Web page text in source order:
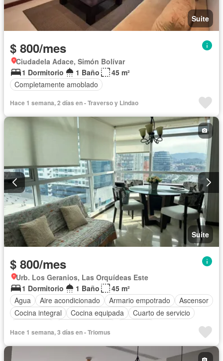
Suite
$ 800/mes
Ciudadela Adace, Simón Bolívar
1 Dormitorio
1 Baño
45 m²
Completamente amoblado
Hace 1 semana, 2 días en - Traverso y Lindao
Suite
$ 800/mes
Urb. Los Geranios, Las Orquídeas Este
1 Dormitorio
1 Baño
45 m²
Agua
Aire acondicionado Armario empotrado
Ascensor
Cocina integral
Cocina equipada
Cuarto de servicio
Garita de guardianía
Jacuzzi
Completamente amoblado
Hace 1 semana, 3 días en - Triomus